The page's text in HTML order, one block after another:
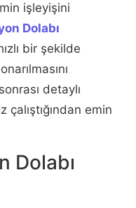
işleyişini
Dolabı
bir şekilde
detaylı
çalıştığından emin
Dolabı